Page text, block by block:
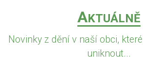
AKTUÁLNĚ
Novinky z dění v naší obci,
uniknout...